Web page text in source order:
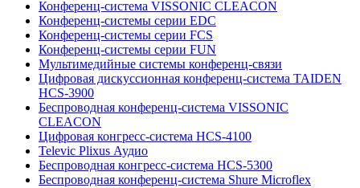
Конференц-система VISSONIC CLEACON
Конференц-системы серии EDC
Конференц-системы серии FCS
Конференц-системы серии FUN
Мультимедийные системы конференц-связи
Цифровая дискуссионная конференц-система TAIDEN
HCS-3900
Беспроводная конференц-система VISSONIC
CLEACON
Цифровая конгресс-система HCS-4100
Televic Plixus Аудио
Беспроводная конгресс-система HCS-5300
Беспроводная конференц-система Shure Microflex